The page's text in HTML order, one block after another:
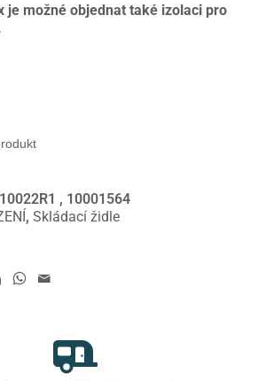
je možné objednat také izolaci pro
10022R1 , 10001564
, Skládací židle